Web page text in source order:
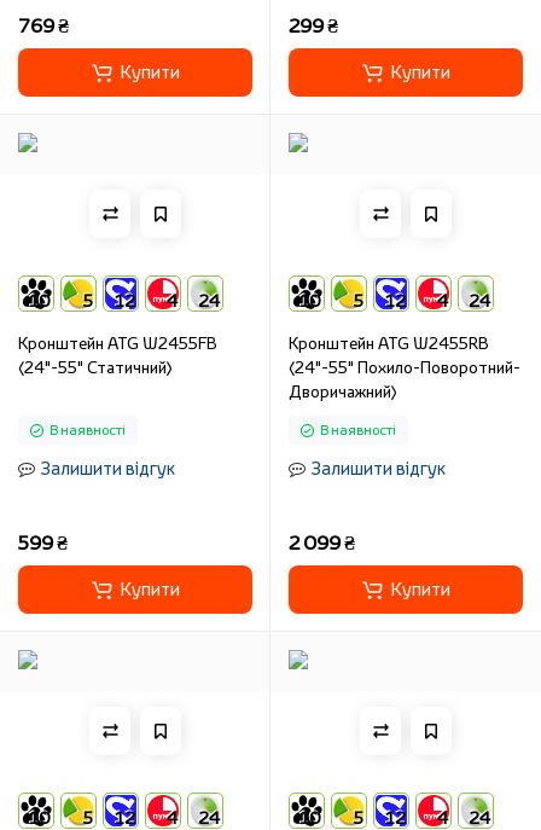
769 ₴
Купити
299 ₴
Купити
10 5 12 4 24
Кронштейн ATG W2455FB
(24"-55" Статичний)
В наявності
Залишити відгук
599 ₴
Купити
10 5 12 4 24
Кронштейн ATG W2455RB
(24"-55" Похило-Поворотний-
Дворичажний)
В наявності
Залишити відгук
2 099 ₴
Купити
10 5 12 4 24 10 5 12 4 24